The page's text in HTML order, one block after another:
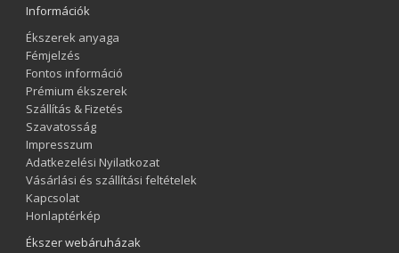
Információk
Ékszerek anyaga
Fémjelzés
Fontos információ
Prémium ékszerek
Szállítás & Fizetés
Szavatosság
Impresszum
Adatkezelési Nyilatkozat
Vásárlási és szállítási feltételek
Kapcsolat
Honlaptérkép
Ékszer webáruházak